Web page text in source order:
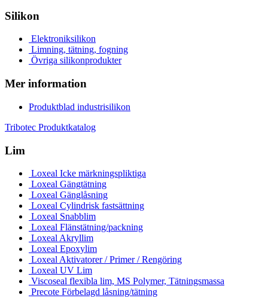
Silikon
Elektroniksilikon
Limning, tätning, fogning
Övriga silikonprodukter
Mer information
Produktblad industrisilikon
Tribotec Produktkatalog
Lim
Loxeal Icke märkningspliktiga
Loxeal Gängtätning
Loxeal Gänglåsning
Loxeal Cylindrisk fastsättning
Loxeal Snabblim
Loxeal Flänstätning/packning
Loxeal Akryllim
Loxeal Epoxylim
Loxeal Aktivatorer / Primer / Rengöring
Loxeal UV Lim
Viscoseal flexibla lim, MS Polymer, Tätningsmassa
Precote Förbelagd låsning/tätning